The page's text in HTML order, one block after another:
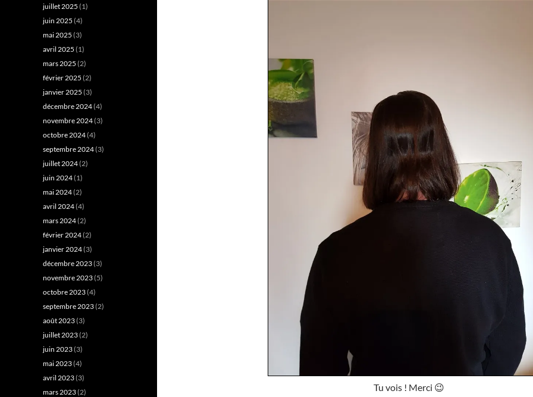
Tu vois ! Merci 😉
juillet 2025 (1)
juin 2025 (4)
mai 2025 (3)
avril 2025 (1)
mars 2025 (2)
février 2025 (2)
janvier 2025 (3)
décembre 2024(4)
novembre 2024(3)
octobre 2024(4)
septembre 2024(3)
juillet 2024(2)
juin 2024(1)
mai 2024(2)
avril 2024(4)
mars 2024(2)
février 2024(2)
janvier 2024(3)
décembre 2023(3)
novembre 2023(5)
octobre 2023(4)
septembre 2023(2)
août 2023(3)
juillet 2023(2)
juin 2023(3)
mai 2023(4)
avril 2023(3)
mars 2023(2)